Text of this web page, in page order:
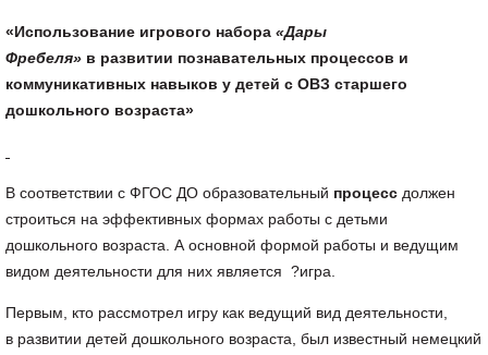
«Использование игрового набора «Дары
Фребеля» в развитии познавательных процессов и
коммуникативных навыков у детей с ОВЗ старшего
дошкольного возраста»
В соответствии с ФГОС ДО образовательный процесс должен
строиться на эффективных формах работы с детьми
дошкольного возраста. А основной формой работы и ведущим
видом деятельности для них является ?игра.
Первым, кто рассмотрел игру как ведущий вид деятельности,
в развитии детей дошкольного возраста, был известный немецкий